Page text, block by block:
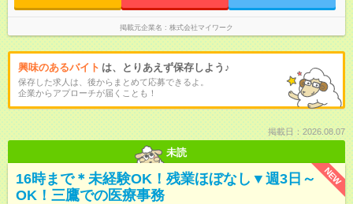
掲載元企業名 株式会社マイワーク
興味のあるバイト は、とりあえず保存しよう♪
保存した求人は、後からまとめて応募できるよ。
企業からアプローチが届くことも！
掲載日：2026.08.07
未読
NEW
16時まで＊未経験OK！残業ほぼなし▼週3日～
OK！三鷹での医療事務